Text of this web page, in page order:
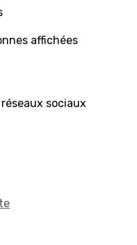
affichées
sociaux